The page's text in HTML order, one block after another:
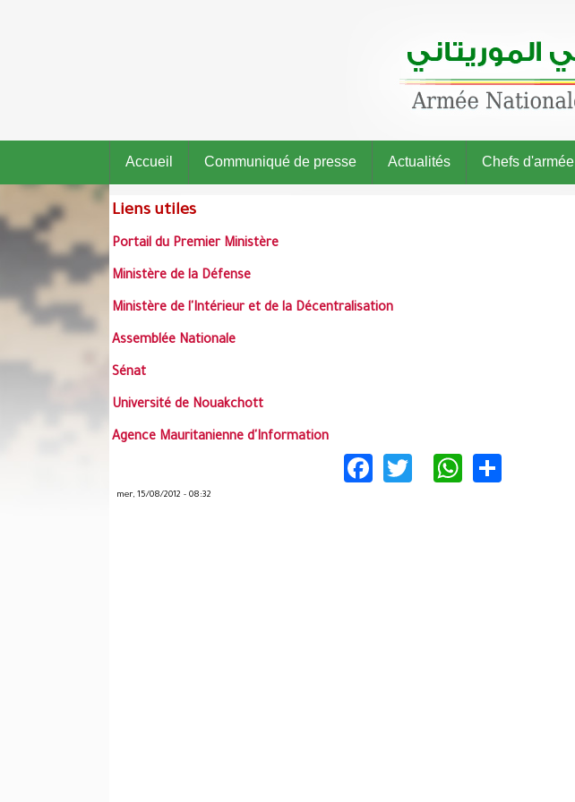
Accueil Communiqué de presse Actualités Chefs d'armée
Liens utiles
Portail du Premier Ministère
Ministère de la Défense
Ministère de l'Intérieur et de la Décentralisation
Assemblée Nationale
Sénat
Université de Nouakchott
Agence Mauritanienne d'Information
Facebook
TwitterWhatsApp
mer, 15/08/2012 - 08:32